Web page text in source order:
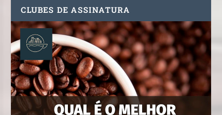
CLUBES DE ASSINATURA